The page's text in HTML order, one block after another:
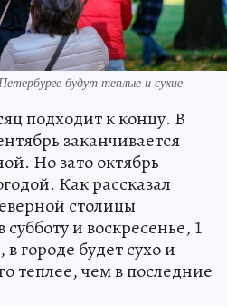
будут теплые и сухие
подходит к концу. В
заканчивается
Но зато октябрь
Как рассказал
столицы
и воскресенье, 1
в городе будет сухо и
теплее, чем в последние